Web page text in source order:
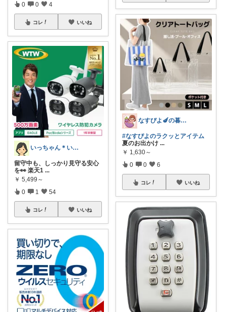
0 0 4
コレ いいね
いっちゃん＊いつまでも自分を大切に💞✨
留守中も、しっかり見守る安心
を👀 楽天1 ...
￥ 5,499～
0 1 54
コレ いいね
なすぴよ🍆の暮らしラクッとROOM⭐️
#なすぴよのラクッとアイテム
夏のお出かけ ...
￥ 1,630～
0 0 6
コレ いいね